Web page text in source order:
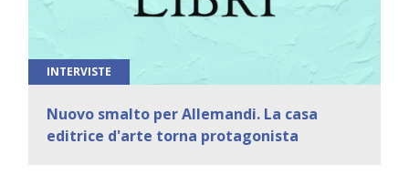
INTERVISTE
Nuovo smalto per Allemandi. La casa
editrice d'arte torna protagonista